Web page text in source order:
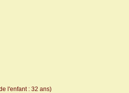
l'enfant : 32 ans)